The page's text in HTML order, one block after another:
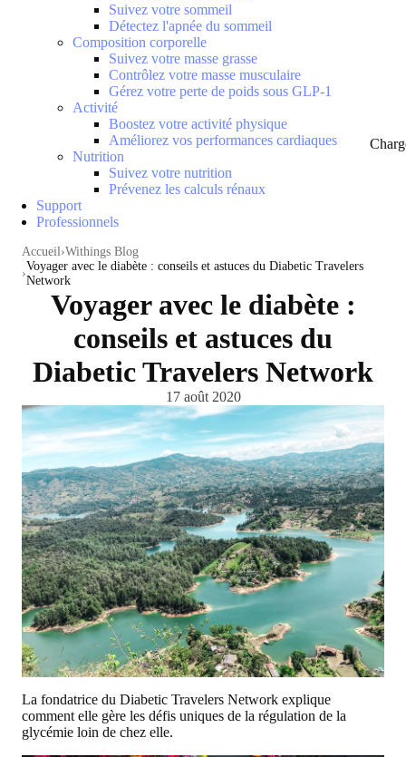
Suivez votre sommeil
Détectez l'apnée du sommeil
Composition corporelle
Suivez votre masse grasse
Contrôlez votre masse musculaire
Gérez votre perte de poids sous GLP-1
Activité
Boostez votre activité physique
Améliorez vos performances cardiaques
Nutrition
Suivez votre nutrition
Prévenez les calculs rénaux
Support
Professionnels
Accueil Withings Blog
Voyager avec le diabète : conseils et astuces du Diabetic Travelers
Network
Voyager avec le diabète :
conseils et astuces du
Diabetic Travelers Network
17 août 2020
La fondatrice du Diabetic Travelers Network explique
comment elle gère les défis uniques de la régulation de la
glycémie loin de chez elle.